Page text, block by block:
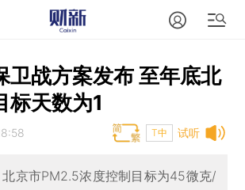
卫战方案发布 至年底北
标天数为1
试听
T中
京市PM2.5浓度控制目标为45微克/